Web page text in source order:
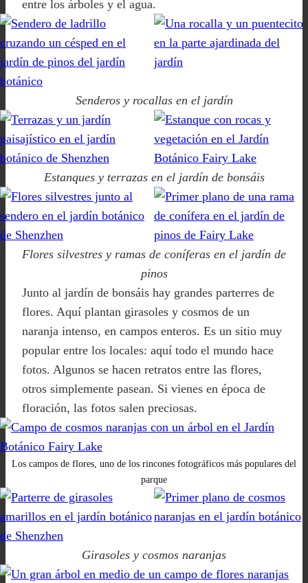
entre los árboles y el agua.
Senderos y rocallas en el jardín
Estanques y terrazas en el jardín de bonsáis
Flores silvestres y ramas de coníferas en el jardín de
pinos
Junto al jardín de bonsáis hay grandes parterres de
flores. Aquí plantan girasoles y cosmos de un
naranja intenso, en campos enteros. Es un sitio muy
popular entre los locales: aquí todo el mundo hace
fotos. Algunos se hacen retratos entre las flores,
otros simplemente pasean. Si vienes en época de
floración, las fotos salen preciosas.
Los campos de flores, uno de los rincones fotográficos más populares del
parque
Girasoles y cosmos naranjas